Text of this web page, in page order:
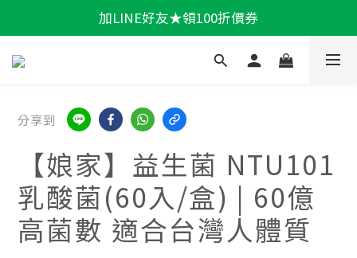
輕盈一夏★滿額86折
加LINE好友★領100折價券
輕盈一夏★滿額86折
分享到
【娘家】益生菌 NTU101
乳酸菌(60入/盒) | 60億
高菌數 適合台灣人體質